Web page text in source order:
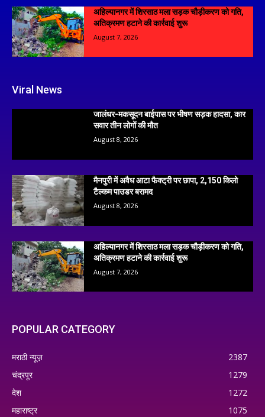
अहिल्यानगर में शिरसाठ मला सड़क चौड़ीकरण को गति,
अतिक्रमण हटाने की कार्रवाई शुरू
August 7, 2026
Viral News
जालंधर-मकसूदन बाईपास पर भीषण सड़क हादसा, कार
सवार तीन लोगों की मौत
August 8, 2026
मैनपुरी में अवैध आटा फैक्ट्री पर छापा, 2,150 किलो
टैल्कम पाउडर बरामद
August 8, 2026
अहिल्यानगर में शिरसाठ मला सड़क चौड़ीकरण को गति,
अतिक्रमण हटाने की कार्रवाई शुरू
August 7, 2026
POPULAR CATEGORY
मराठी न्यूज़
2387
चंद्रपूर
1279
देश
1272
महाराष्ट्र
1075